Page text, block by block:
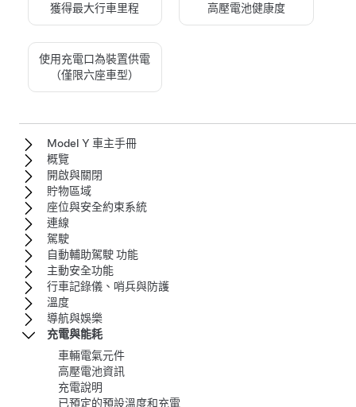
獲得最大行車里程 高壓電池健康度
使用充電口為裝置供電
（僅限六座車型）
Model Y 車主手冊
概覽
開啟與關閉
貯物區域
座位與安全約束系統
連線
駕駛
自動輔助駕駛 功能
主動安全功能
行車記錄儀、哨兵與防護
溫度
導航與娛樂
充電與能耗
車輛電氣元件
高壓電池資訊
充電說明
已預定的預設溫度和充電